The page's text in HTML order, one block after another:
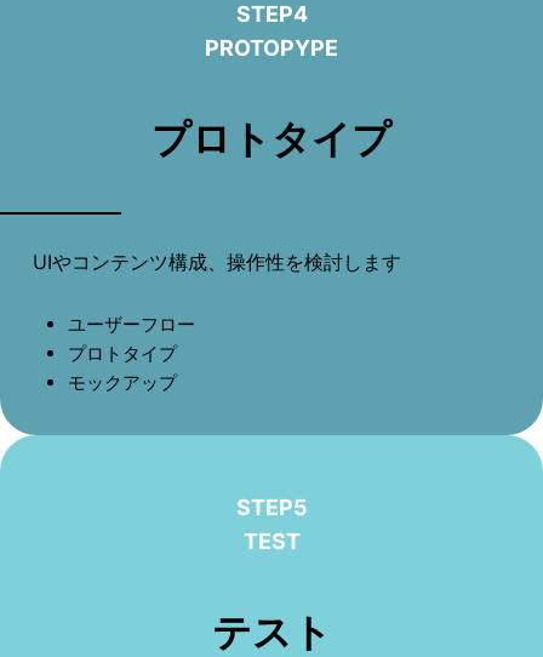
STEP4
PROTOPYPE
プロトタイプ
UIやコンテンツ構成、操作性を検討します
ユーザーフロー
プロトタイプ
モックアップ
STEP5
TEST
テスト